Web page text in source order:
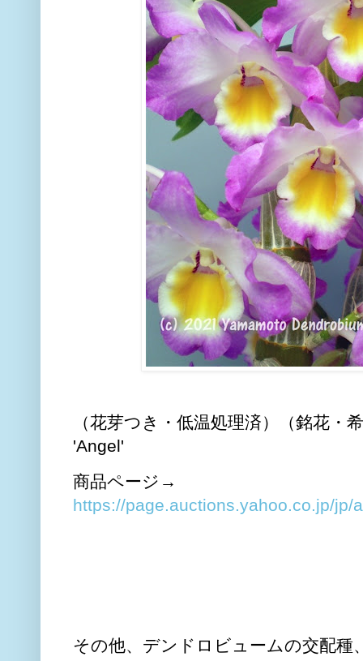
（花芽つき・低温処理済）（銘花・
'Angel'
商品ページ→
https://page.auctions.yahoo.co.jp/jp/
その他、デンドロビュームの交配種